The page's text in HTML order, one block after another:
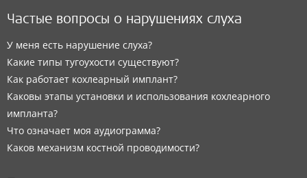
Частые вопросы о нарушениях слуха
У меня есть нарушение слуха?
Какие типы тугоухости существуют?
Как работает кохлеарный имплант?
Каковы этапы установки и использования кохлеарного
импланта?
Что означает моя аудиограмма?
Каков механизм костной проводимости?